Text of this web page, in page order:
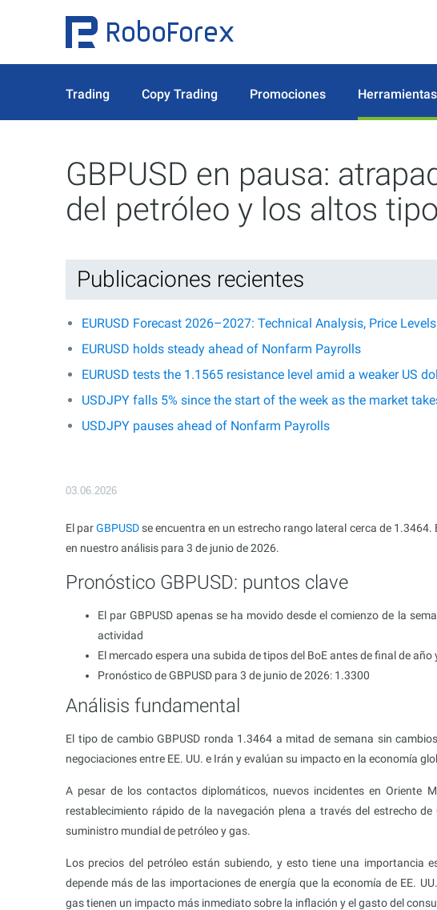
Trading Copy Trading Promociones Herramientas
GBPUSD en pausa:
del petróleo y los altos
Publicaciones recientes
EURUSD Forecast 2026–2027: Technical Analysis, Price
EURUSD holds steady ahead of Nonfarm Payrolls
EURUSD tests the 1.1565 resistance level amid a weaker US
USDJPY falls 5% since the start of the week as the market
USDJPY pauses ahead of Nonfarm Payrolls
03.06.2026
El parGBPUSDse encuentra en un estrecho rango lateral cerca de
en nuestro análisis para 3 de junio de 2026.
Pronóstico GBPUSD: puntos clave
El par GBPUSD apenas se ha movido desde el comienzo de la
actividad
El mercado espera una subida de tipos del BoE antes de final de
Pronóstico de GBPUSD para 3 de junio de 2026: 1.3300
Análisis fundamental
El tipo de cambio GBPUSD ronda 1.3464 a mitad de semana sin
negociaciones entre EE. UU. e Irán y evalúan su impacto en la economía
A pesar de los contactos diplomáticos, nuevos incidentes en Oriente
restablecimiento rápido de la navegación plena a través del estrecho
suministro mundial de petróleo y gas.
Los precios del petróleo están subiendo, y esto tiene una importancia
depende más de las importaciones de energía que la economía de EE.
gas tienen un impacto más inmediato sobre la inflación y el gasto del